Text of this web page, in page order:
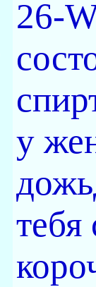
26-
у
тебя